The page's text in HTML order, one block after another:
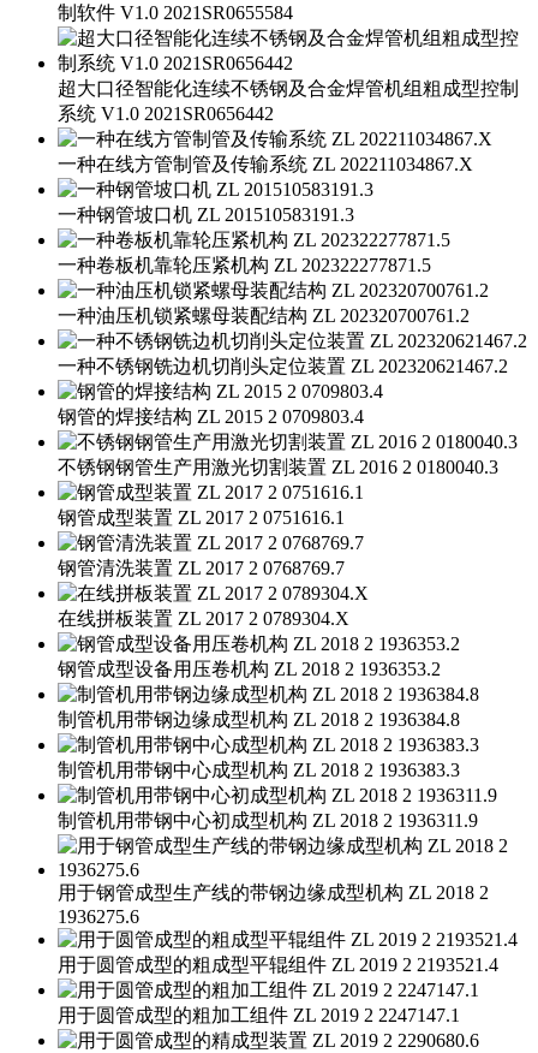
制软件 V1.0 2021SR0655584
超大口径智能化连续不锈钢及合金焊管机组粗成型控制
系统 V1.0 2021SR0656442
一种在线方管制管及传输系统 ZL 202211034867.X
一种钢管坡口机 ZL 201510583191.3
一种卷板机靠轮压紧机构 ZL 202322277871.5
一种油压机锁紧螺母装配结构 ZL 202320700761.2
一种不锈钢铣边机切削头定位装置 ZL 202320621467.2
钢管的焊接结构 ZL 2015 2 0709803.4
不锈钢钢管生产用激光切割装置 ZL 2016 2 0180040.3
钢管成型装置 ZL 2017 2 0751616.1
钢管清洗装置 ZL 2017 2 0768769.7
在线拼板装置 ZL 2017 2 0789304.X
钢管成型设备用压卷机构 ZL 2018 2 1936353.2
制管机用带钢边缘成型机构 ZL 2018 2 1936384.8
制管机用带钢中心成型机构 ZL 2018 2 1936383.3
制管机用带钢中心初成型机构 ZL 2018 2 1936311.9
用于钢管成型生产线的带钢边缘成型机构 ZL 2018 2
1936275.6
用于圆管成型的粗成型平辊组件 ZL 2019 2 2193521.4
用于圆管成型的粗加工组件 ZL 2019 2 2247147.1